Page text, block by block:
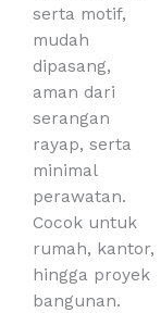
serta motif,
mudah
dipasang,
aman dari
serangan
rayap, serta
minimal
perawatan.
Cocok untuk
rumah, kantor,
hingga proyek
bangunan.